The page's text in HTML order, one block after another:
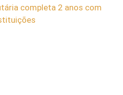
completa 2 anos com